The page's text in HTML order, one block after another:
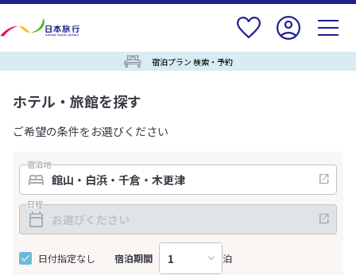
宿泊プラン 検索・予約
ホテル・旅館を探す
ご希望の条件をお選びください
宿泊地
日程
日付指定なし 宿泊期間 泊